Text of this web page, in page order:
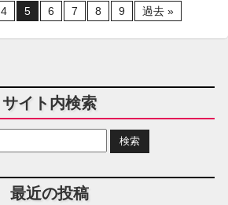
4 5 6 7 8 9 過去 »
サイト内検索
最近の投稿